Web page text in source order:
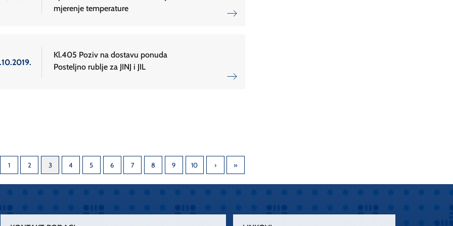
mjerenje temperature
Kl.405 Poziv na dostavu ponuda
Posteljno rublje za JINJ i JIL
1 2 3 4 5 6 7 8 9 10